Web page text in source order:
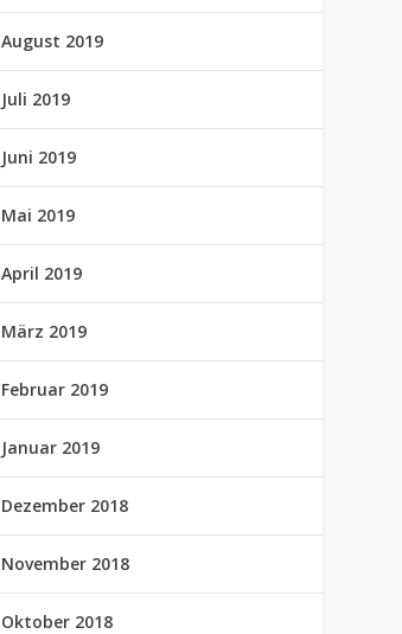
August 2019
Juli 2019
Juni 2019
Mai 2019
April 2019
März 2019
Februar 2019
Januar 2019
Dezember 2018
November 2018
Oktober 2018